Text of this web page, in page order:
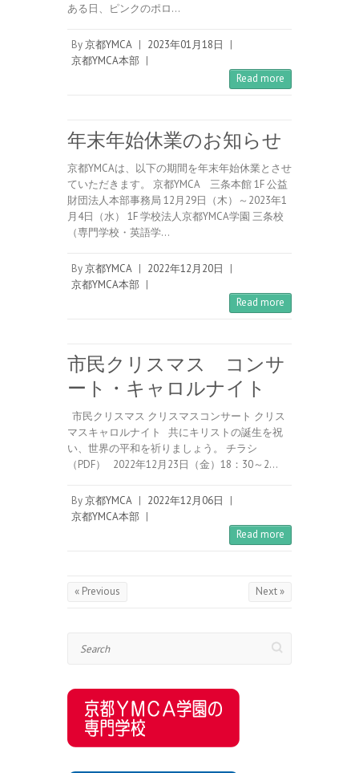
ある日、ピンクのポロ…
By京都YMCA | 2023年01月18日
|
京都YMCA本部 |
Read more
年末年始休業のお知らせ
京都YMCAは、以下の期間を年末年始休業とさせ
ていただきます。 京都YMCA 三条本館 1F 公益
財団法人本部事務局 12月29日（木）～2023年1
月4日（水） 1F 学校法人京都YMCA学園 三条校
（専門学校・英語学…
By京都YMCA | 2022年12月20日
|
京都YMCA本部 |
Read more
市民クリスマス コンサ
ート・キャロルナイト
市民クリスマス クリスマスコンサート クリス
マスキャロルナイト 共にキリストの誕生を祝
い、世界の平和を祈りましょう。 チラシ
（PDF） 2022年12月23日（金）18：30～2…
By京都YMCA | 2022年12月06日
|
京都YMCA本部 |
Read more
« Previous Next »